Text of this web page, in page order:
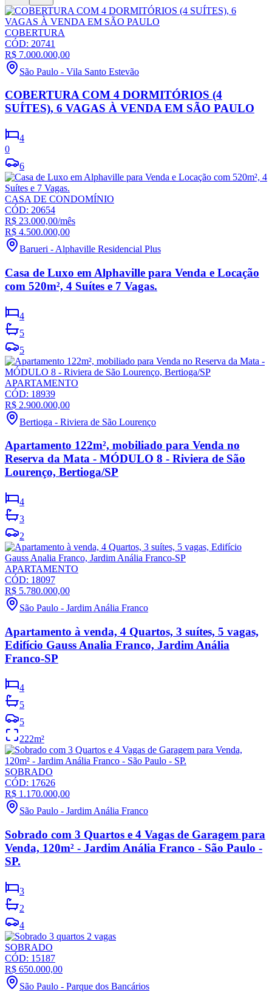
COBERTURA
CÓD: 20741
R$ 7.000.000,00
São Paulo - Vila Santo Estevão
COBERTURA COM 4 DORMITÓRIOS (4
SUÍTES), 6 VAGAS À VENDA EM SÃO PAULO
4
0
6
CASA DE CONDOMÍNIO
CÓD: 20654
R$ 23.000,00/mês
R$ 4.500.000,00
Barueri - Alphaville Residencial Plus
Casa de Luxo em Alphaville para Venda e Locação
com 520m², 4 Suítes e 7 Vagas.
4
5
5
APARTAMENTO
CÓD: 18939
R$ 2.900.000,00
Bertioga - Riviera de São Lourenço
Apartamento 122m², mobiliado para Venda no
Reserva da Mata - MÓDULO 8 - Riviera de São
Lourenço, Bertioga/SP
4
3
2
APARTAMENTO
CÓD: 18097
R$ 5.780.000,00
São Paulo - Jardim Anália Franco
Apartamento à venda, 4 Quartos, 3 suítes, 5 vagas,
Edifício Gauss Analia Franco, Jardim Anália
Franco-SP
4
5
5
222m²
SOBRADO
CÓD: 17626
R$ 1.170.000,00
São Paulo - Jardim Anália Franco
Sobrado com 3 Quartos e 4 Vagas de Garagem para
Venda, 120m² - Jardim Anália Franco - São Paulo -
SP.
3
2
4
SOBRADO
CÓD: 15187
R$ 650.000,00
São Paulo - Parque dos Bancários